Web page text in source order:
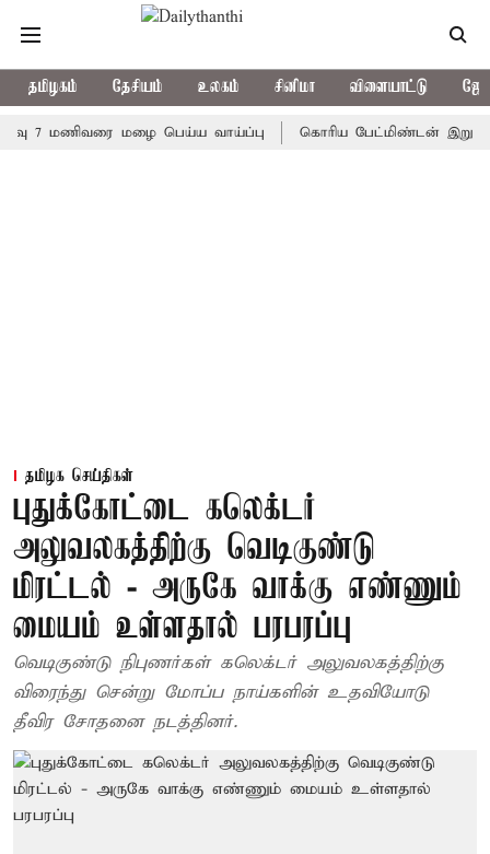
தமிழகம் தேசியம் உலகம் சினிமா விளையாட்டு
மழை பெய்ய வாய்ப்பு கொரிய பேட்மிண்டன் இறுதி
தமிழக செய்திகள்
புதுக்கோட்டை கலெக்டர்
அலுவலகத்திற்கு வெடிகுண்டு
மிரட்டல் - அருகே வாக்கு எண்ணும்
மையம் உள்ளதால் பரபரப்பு
வெடிகுண்டு நிபுணர்கள் கலெக்டர் அலுவலகத்திற்கு
விரைந்து சென்று மோப்ப நாய்களின் உதவியோடு
தீவிர சோதனை நடத்தினர்.